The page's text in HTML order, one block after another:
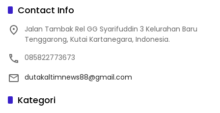
Contact Info
Jalan Tambak Rel GG Syarifuddin 3 Kelurahan Baru
Tenggarong, Kutai Kartanegara, Indonesia.
085822773673
dutakaltimnews88@gmail.com
Kategori